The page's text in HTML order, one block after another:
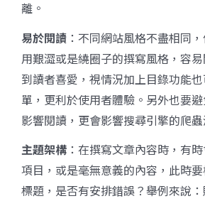
離。
易於閱讀 ：不同網站風格不盡相同
用艱澀或是繞圈子的撰寫風格，容
到讀者喜愛，視情況加上目錄功能
單，更利於使用者體驗。另外也要
影響閱讀，更會影響搜尋引擎的爬蟲
主題架構 ：在撰寫文章內容時，有
項目，或是毫無意義的內容，此時
標題，是否有安排錯誤？舉例來說